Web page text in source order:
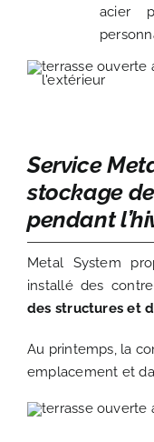
acier
Service
stockage
pendant
Metal System
installé des
des structures et
Au printemps, la
emplacement et